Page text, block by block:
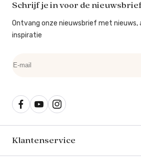
Schrijf je in voor de
Ontvang onze nieuwsbrief met nieuws,
inspiratie
Klantenservice